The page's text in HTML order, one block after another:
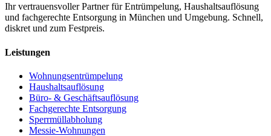
Ihr vertrauensvoller Partner für Entrümpelung, Haushaltsauflösung
und fachgerechte Entsorgung in München und Umgebung. Schnell,
diskret und zum Festpreis.
Leistungen
Wohnungsentrümpelung
Haushaltsauflösung
Büro- & Geschäftsauflösung
Fachgerechte Entsorgung
Sperrmüllabholung
Messie-Wohnungen